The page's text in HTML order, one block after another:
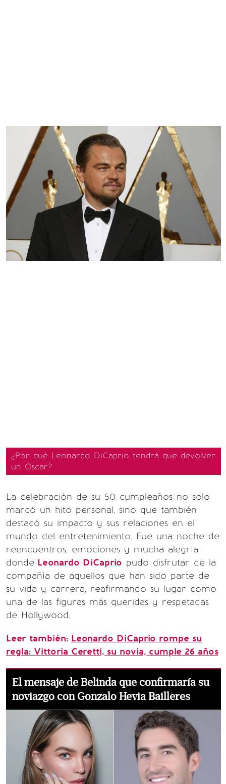
¿Por qué Leonardo DiCaprio tendrá que devolver
un Oscar?
La celebración de su 50 cumpleaños no solo
marcó un hito personal, sino que también
destacó su impacto y sus relaciones en el
mundo del entretenimiento. Fue una noche de
reencuentros, emociones y mucha alegría,
donde Leonardo DiCaprio pudo disfrutar de la
compañía de aquellos que han sido parte de
su vida y carrera, reafirmando su lugar como
una de las figuras más queridas y respetadas
de Hollywood.
Leer también: Leonardo DiCaprio rompe su
regla: Vittoria Ceretti, su novia, cumple 26 años
El mensaje de Belinda que confirmaría su
noviazgo con Gonzalo Hevia Baillères